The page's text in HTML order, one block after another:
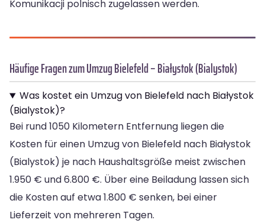
Komunikacji polnisch zugelassen werden.
Häufige Fragen zum Umzug Bielefeld – Białystok (Bialystok)
Was kostet ein Umzug von Bielefeld nach Białystok
(Bialystok)?
Bei rund 1050 Kilometern Entfernung liegen die
Kosten für einen Umzug von Bielefeld nach Białystok
(Bialystok) je nach Haushaltsgröße meist zwischen
1.950 € und 6.800 €. Über eine Beiladung lassen sich
die Kosten auf etwa 1.800 € senken, bei einer
Lieferzeit von mehreren Tagen.